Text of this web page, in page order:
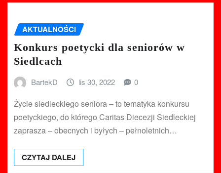
AKTUALNOŚCI
Konkurs poetycki dla seniorów w
Siedlcach
BartekD lis 30, 2022 0
Życie siedleckiego seniora – to tematyka konkursu
poetyckiego, do którego Caritas Diecezji Siedleckiej
zaprasza – obecnych i byłych – pełnoletnich…
CZYTAJ DALEJ